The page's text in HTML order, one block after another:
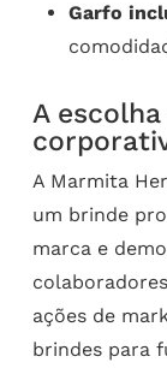
Garfo
A
A Marmita
um brinde
marca e
ações de
brindes para